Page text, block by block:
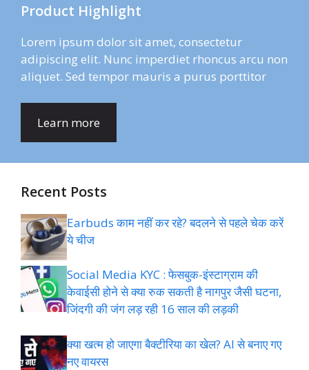
Product Highlight
Lorem ipsum dolor sit amet, consectetur
adipiscing elit. Nunc imperdiet rhoncus arcu non
aliquet. Sed tempor mauris a purus porttitor
Learn more
Recent Posts
Earbuds काम नहीं कर रहे? बदलने से पहले चेक करें
ये चीज
Social Media KYC : फेसबुक-इंस्टाग्राम की
केवाईसी होने से क्या रुक सकती है नागपुर जैसी घटना,
जिंदगी की जंग लड़ रही 16 साल की लड़की
क्या खत्म हो जाएगा बैक्टीरिया का खेल? AI से बनाए गए
नए वायरस